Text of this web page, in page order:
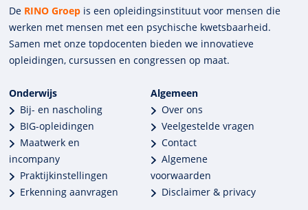
De RINO Groep is een opleidings­insti­tuut voor mensen die
werken met mensen met een psychische kwets­baar­heid.
Samen met onze top­docenten bieden we innova­tieve
opleidingen, cursussen en congres­sen op maat.
Onderwijs
Bij- en nascholing
BIG-opleidingen
Maatwerk en
incompany
Praktijkinstellingen
Erkenning aanvragen
Algemeen
Over ons
Veelgestelde vragen
Contact
Algemene
voorwaarden
Disclaimer & privacy